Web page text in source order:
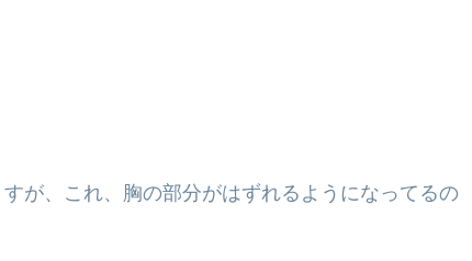
が、これ、胸の部分がはずれるようになってるの